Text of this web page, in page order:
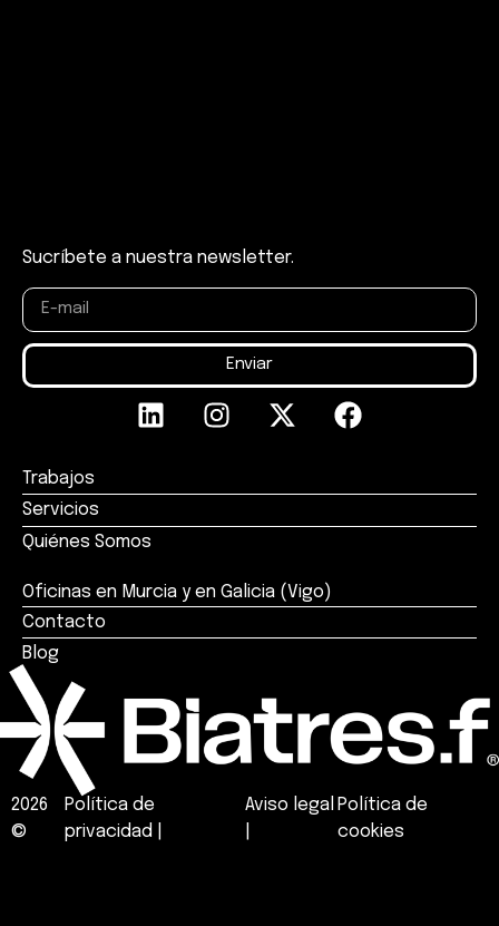
Sucríbete a nuestra newsletter.
Enviar
Trabajos
Servicios
Quiénes Somos
Oficinas en Murcia y en Galicia (Vigo)
Contacto
Blog
2026
©
Política de
privacidad
Aviso legal Política de
cookies